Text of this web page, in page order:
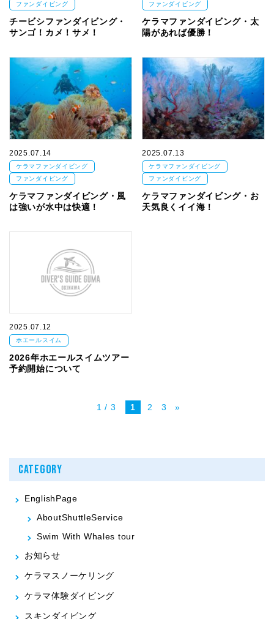
ファンダイビング
チービシファンダイビング・
サンゴ！カメ！サメ！
ファンダイビング
ケラマファンダイビング・太
陽があれば優勝！
2025.07.14
ケラマファンダイビング
ファンダイビング
ケラマファンダイビング・風
は強いが水中は快適！
2025.07.13
ケラマファンダイビング
ファンダイビング
ケラマファンダイビング・お
天気良くイイ海！
2025.07.12
ホエールスイム
2026年ホエールスイムツアー
予約開始について
1 / 3 1 2 3 »
CATEGORY
EnglishPage
AboutShuttleService
Swim With Whales tour
お知らせ
ケラマスノーケリング
ケラマ体験ダイビング
スキンダイビング